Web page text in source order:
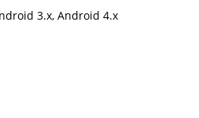
3.x, Android 4.x